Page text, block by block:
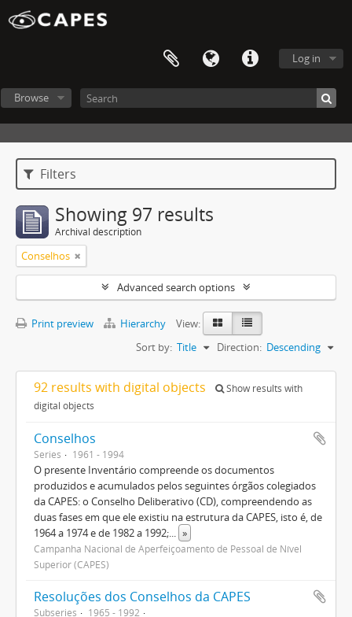
Log in
Browse
Filters
Showing 97 results
Archival description
Conselhos
Advanced search options
Print preview Hierarchy
View:
Sort by: Title Direction: Descending
92 results with digital objects
Show results with
digital objects
Conselhos
Series 1961 - 1994
O presente Inventário compreende os documentos
produzidos e acumulados pelos seguintes órgãos colegiados
da CAPES: o Conselho Deliberativo (CD), compreendendo as
duas fases em que ele existiu na estrutura da CAPES, isto é, de
1964 a 1974 e de 1982 a 1992;... »
Campanha Nacional de Aperfeiçoamento de Pessoal de Nível
Superior (CAPES)
Resoluções dos Conselhos da CAPES
Subseries
1965 - 1992